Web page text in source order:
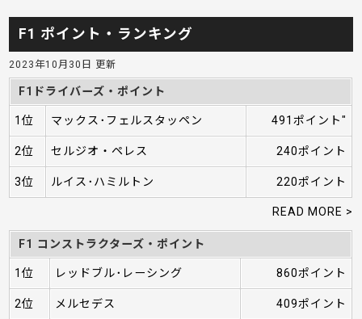
F1 ポイント・ランキング
2023年10月30日 更新
F1ドライバーズ・ポイント
1位 マックス･フェルスタッペン 491ポイント"
2位 セルジオ・ペレス 240ポイント
3位 ルイス･ハミルトン 220ポイント
READ MORE >
F1 コンストラクターズ・ポイント
1位 レッドブル･レーシング 860ポイント
2位 メルセデス 409ポイント